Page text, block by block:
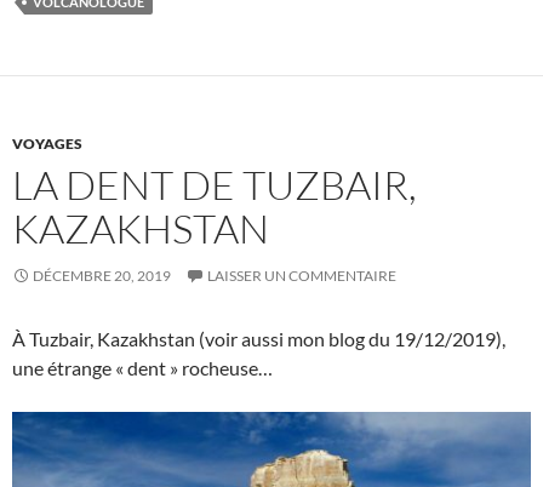
VOYAGES
LA DENT DE TUZBAIR,
KAZAKHSTAN
DÉCEMBRE 20, 2019 LAISSER UN COMMENTAIRE
À Tuzbair, Kazakhstan (voir aussi mon blog du 19/12/2019),
une étrange « dent » rocheuse…